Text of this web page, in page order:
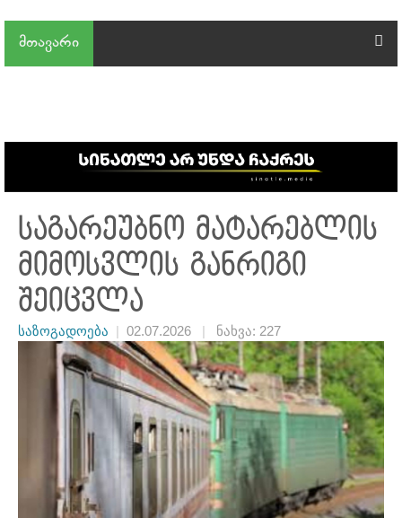
მთავარი
საგარეუბნო მატარებლის
მიმოსვლის განრიგი
შეიცვლა
საზოგადოება 02.07.2026 ნახვა: 227